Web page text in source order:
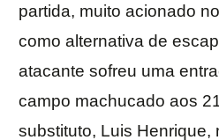
partida, muito acionado
como alternativa de
atacante sofreu uma
campo machucado aos
substituto, Luis Henrique,